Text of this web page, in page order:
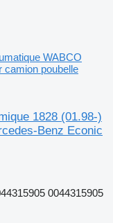
WABCO
camion poubelle
1828 (01.98-)
Benz Econic
0044315905